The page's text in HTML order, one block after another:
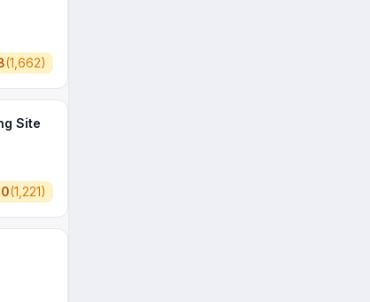
(1,662)
Site
(1,221)